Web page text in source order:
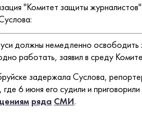
"Комитет защиты журналистов"
должны немедленно освободить
работать, заявил в среду
задержала Суслова,
6 июня его судили и
ряда СМИ.